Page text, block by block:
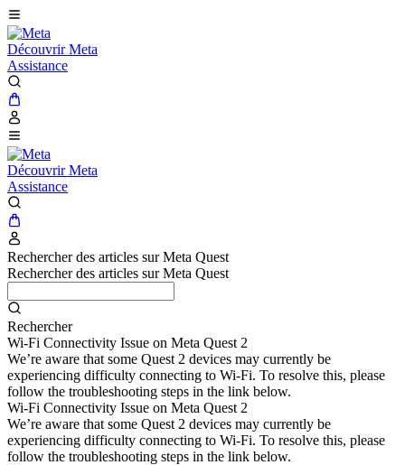
Découvrir Meta
Assistance
Découvrir Meta
Assistance
Rechercher des articles sur Meta Quest
Rechercher des articles sur Meta Quest
Rechercher
Wi-Fi Connectivity Issue on Meta Quest 2
We’re aware that some Quest 2 devices may currently be
experiencing difficulty connecting to Wi-Fi. To resolve this, please
follow the troubleshooting steps in the link below.
Wi-Fi Connectivity Issue on Meta Quest 2
We’re aware that some Quest 2 devices may currently be
experiencing difficulty connecting to Wi-Fi. To resolve this, please
follow the troubleshooting steps in the link below.